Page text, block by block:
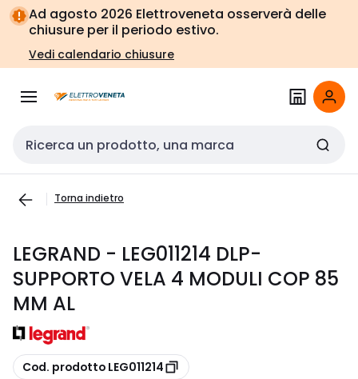
Vai alla
navigazione
Vai
alla
pagina
Ad agosto 2026 Elettroveneta osserverà delle
chiusure per il periodo estivo.
Vedi calendario chiusure
Cerca input
Torna indietro
LEGRAND - LEG011214 DLP-
SUPPORTO VELA 4 MODULI COP 85
MM AL
copia
Cod. prodotto LEG011214